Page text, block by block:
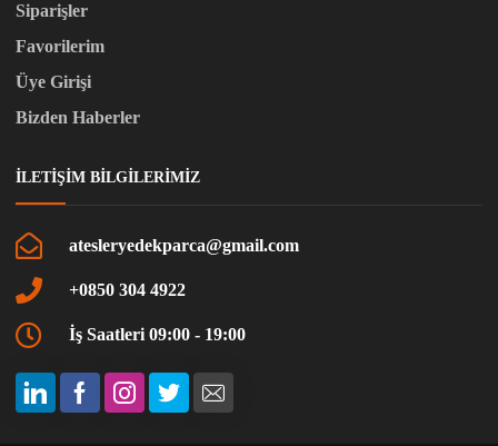
Siparişler
Favorilerim
Üye Girişi
Bizden Haberler
İLETIŞIM BILGILERIMIZ
atesleryedekparca@gmail.com
+0850 304 4922
İş Saatleri 09:00 - 19:00